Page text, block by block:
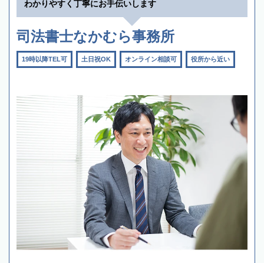
わかりやすく丁寧にお手伝いします
司法書士なかむら事務所
19時以降TEL可 土日祝OK オンライン相談可 役所から近い